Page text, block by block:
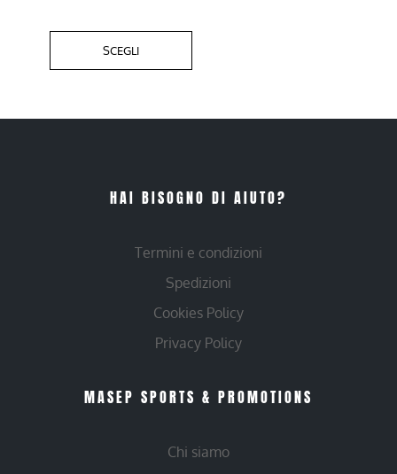
SCEGLI
HAI BISOGNO DI AIUTO?
Termini e condizioni
Spedizioni
Cookies Policy
Privacy Policy
MASEP SPORTS & PROMOTIONS
Chi siamo